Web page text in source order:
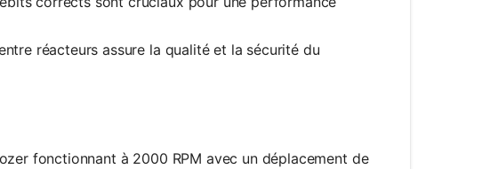
réacteurs assure la qualité et la sécurité du
fonctionnant à 2000 RPM avec un déplacement de